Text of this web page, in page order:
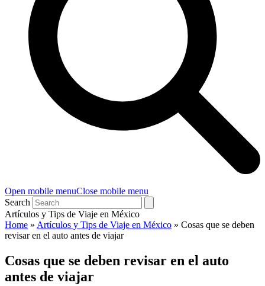
Open mobile menuClose mobile menu
Search
Artículos y Tips de Viaje en México
Home » Artículos y Tips de Viaje en México » Cosas que se deben
revisar en el auto antes de viajar
Cosas que se deben revisar en el auto
antes de viajar